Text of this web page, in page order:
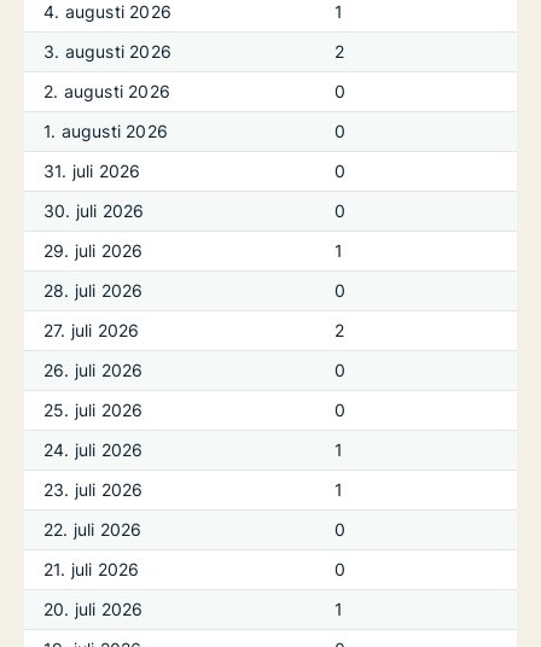
4. augusti 2026
1
3. augusti 2026
2
2. augusti 2026
0
1. augusti 2026
0
31. juli 2026
0
30. juli 2026
0
29. juli 2026
1
28. juli 2026
0
27. juli 2026
2
26. juli 2026
0
25. juli 2026
0
24. juli 2026
1
23. juli 2026
1
22. juli 2026
0
21. juli 2026
0
20. juli 2026
1